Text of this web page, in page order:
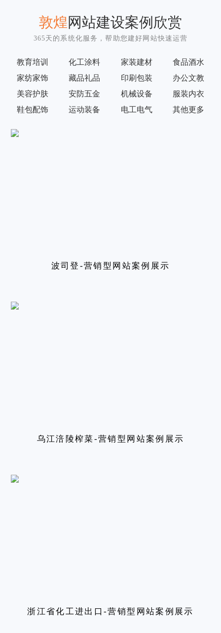
敦煌网站建设案例欣赏
365天的系统化服务，帮助您建好网站快速运营
教育培训 化工涂料 家装建材
食品酒水
家纺家饰
藏品礼品 印刷包装
办公文教
美容护肤
安防五金 机械设备
服装内衣
鞋包配饰
运动装备 电工电气 其他更多
波司登-营销型网站案例展示
乌江涪陵榨菜-营销型网站案例展示
浙江省化工进出口-营销型网站案例展示